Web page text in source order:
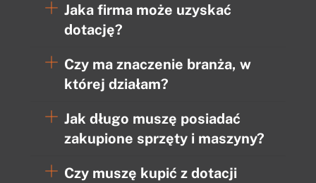
Jaka firma może uzyskać
dotację?
Czy ma znaczenie branża, w
której działam?
Jak długo muszę posiadać
zakupione sprzęty i maszyny?
Czy muszę kupić z dotacji